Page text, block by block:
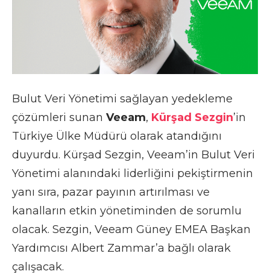
Bulut Veri Yönetimi sağlayan yedekleme
çözümleri sunan Veeam, Kürşad Sezgin’in
Türkiye Ülke Müdürü olarak atandığını
duyurdu. Kürşad Sezgin, Veeam’in Bulut Veri
Yönetimi alanındaki liderliğini pekiştirmenin
yanı sıra, pazar payının artırılması ve
kanalların etkin yönetiminden de sorumlu
olacak. Sezgin, Veeam Güney EMEA Başkan
Yardımcısı Albert Zammar’a bağlı olarak
çalışacak.